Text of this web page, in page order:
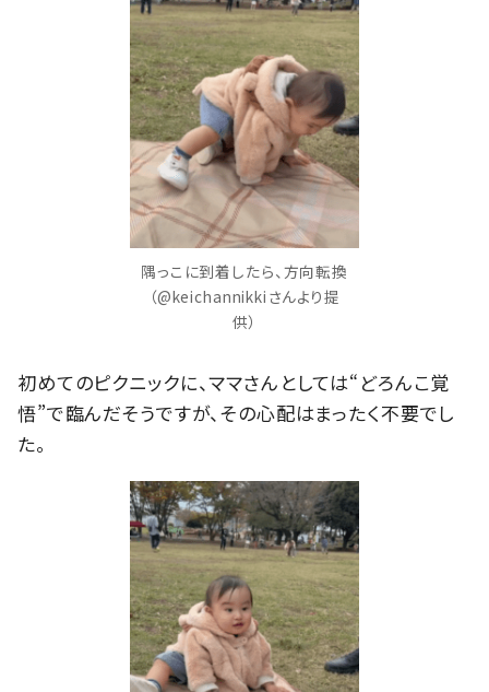
隅っこに到着したら、方向転換
（@keichannikkiさんより提
供）
初めてのピクニックに、ママさんとしては“どろんこ覚
悟”で臨んだそうですが、その心配はまったく不要でし
た。